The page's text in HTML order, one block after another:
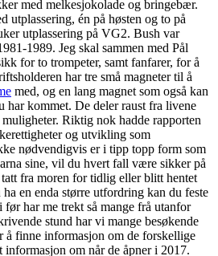
med melkesjokolade og bringebær.
utplassering, én på høsten og to på
utplassering på VG2. Bush var
1989. Jeg skal sammen med Pål
for to trompeter, samt fanfarer, for å
har tre små magneter til å
med, og en lang magnet som også kan
har kommet. De deler raust fra livene
Riktig nok hadde rapporten
og utvikling som
nødvendigvis er i tipp topp form som
sine, vil du hvert fall være sikker på
fra moren for tidlig eller blitt hentet
en enda større utfordring kan du feste
har me trekt så mange frå utanfor
stund har vi mange besøkende
å finne informasjon om de forskellige
informasjon om når de åpner i 2017.